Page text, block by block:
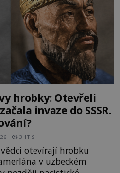
hrobky: Otevřeli
invaze do SSSR.
3.1TIS
otevírají hrobku
v uzbeckém